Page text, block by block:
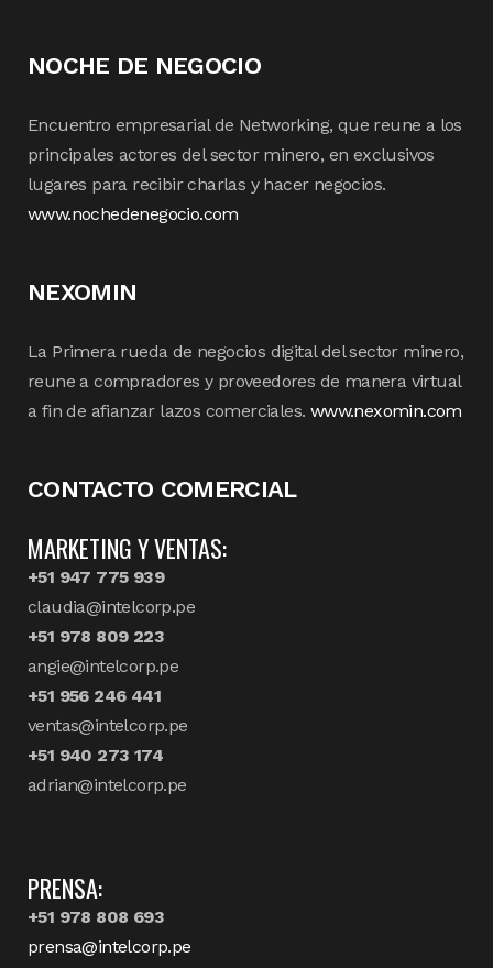
NOCHE DE NEGOCIO
Encuentro empresarial de Networking, que reune a los
principales actores del sector minero, en exclusivos
lugares para recibir charlas y hacer negocios.
www.nochedenegocio.com
NEXOMIN
La Primera rueda de negocios digital del sector minero,
reune a compradores y proveedores de manera virtual
a fin de afianzar lazos comerciales. www.nexomin.com
CONTACTO COMERCIAL
MARKETING Y VENTAS:
+51 947 775 939
claudia@intelcorp.pe
+51 978 809 223
angie@intelcorp.pe
+51 956 246 441
ventas@intelcorp.pe
+51 940 273 174
adrian@intelcorp.pe
PRENSA:
+51 978 808 693
prensa@intelcorp.pe